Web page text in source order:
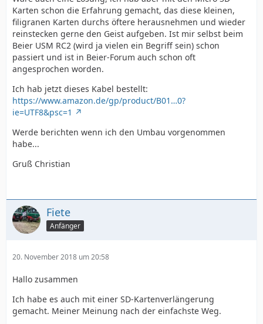
Karten schon die Erfahrung gemacht, das diese kleinen,
filigranen Karten durchs öftere herausnehmen und wieder
reinstecken gerne den Geist aufgeben. Ist mir selbst beim
Beier USM RC2 (wird ja vielen ein Begriff sein) schon
passiert und ist in Beier-Forum auch schon oft
angesprochen worden.
Ich hab jetzt dieses Kabel bestellt:
https://www.amazon.de/gp/product/B01…0?
ie=UTF8&psc=1
Werde berichten wenn ich den Umbau vorgenommen
habe...
Gruß Christian
Fiete
Anfänger
20. November 2018 um 20:58
Hallo zusammen
Ich habe es auch mit einer SD-Kartenverlängerung
gemacht. Meiner Meinung nach der einfachste Weg.